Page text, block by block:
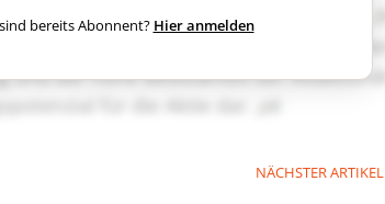
bereits Abonnent? Hier anmelden
NÄCHSTER ARTIKEL